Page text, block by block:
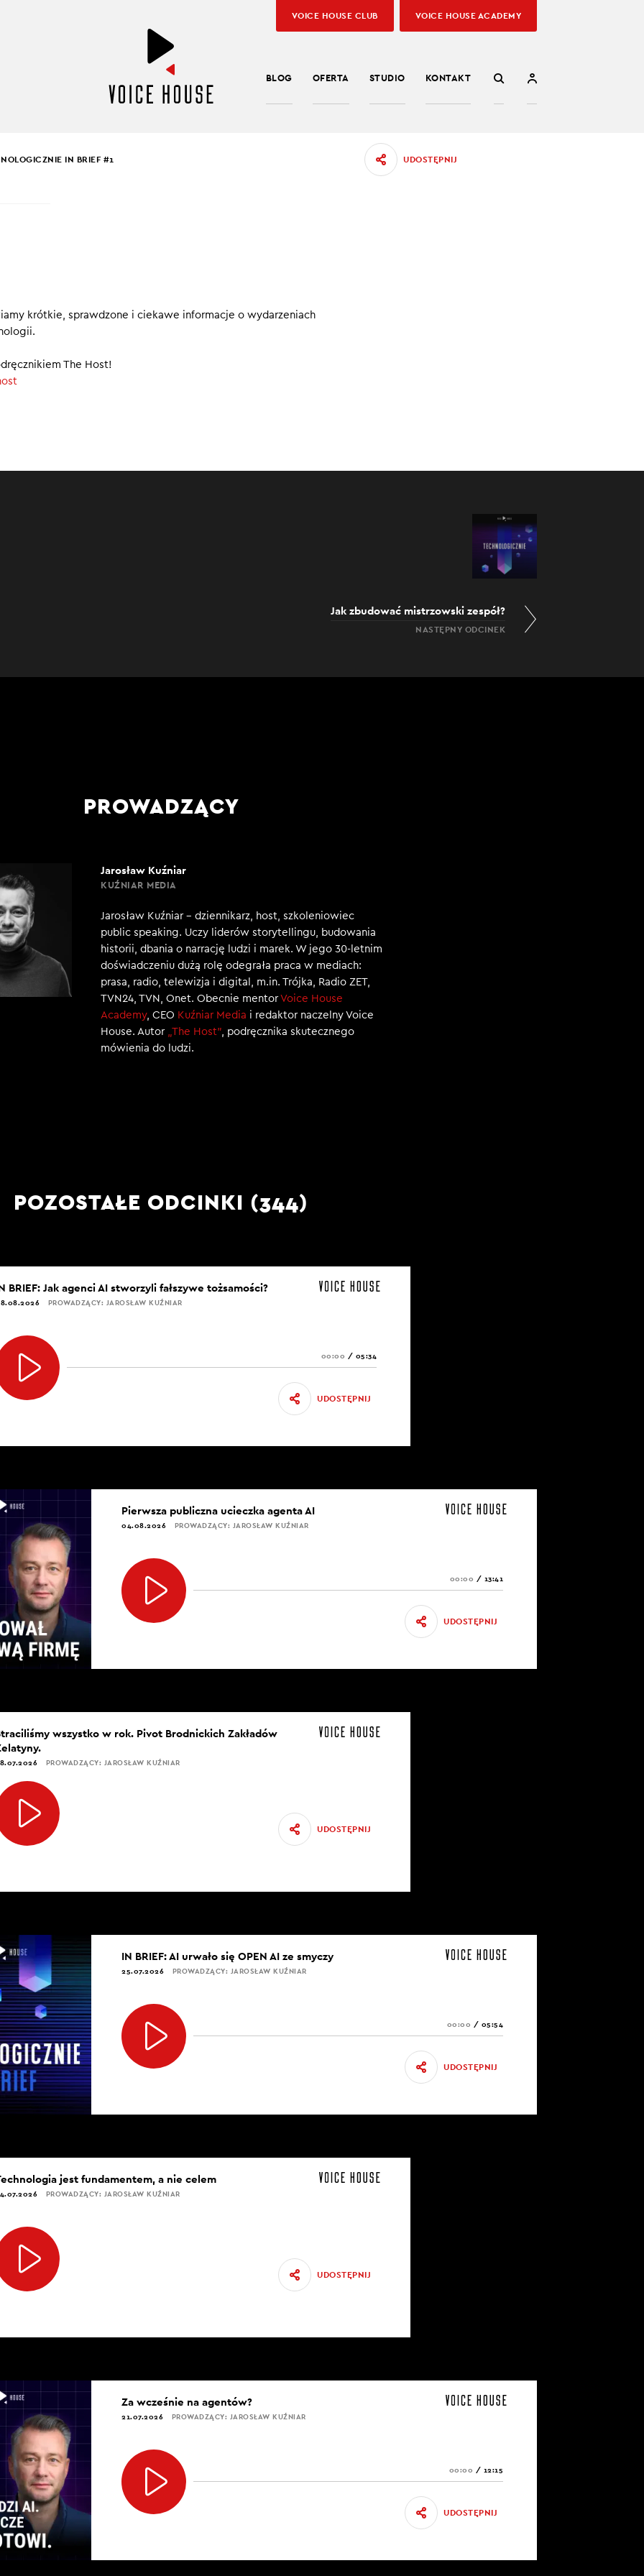
BLOG OFERTA STUDIO KONTAKT
VOICE HOUSE CLUB VOICE HOUSE ACADEMY
miały nieograniczony zasięg?
pozywa OpenAI i Microsoft, czego żąda od technologicznych
IN BRIEF #1 UDOSTĘPNIJ
krótkie, sprawdzone i ciekawe informacje o wydarzeniach
The Host!
Jak zbudować mistrzowski zespół?
NASTĘPNY ODCINEK
PROWADZĄCY
Jarosław Kuźniar
KUŹNIAR MEDIA
Jarosław Kuźniar – dziennikarz, host, szkoleniowiec
public speaking. Uczy liderów storytellingu, budowania
historii, dbania o narrację ludzi i marek. W jego 30-letnim
doświadczeniu dużą rolę odegrała praca w mediach:
prasa, radio, telewizja i digital, m.in. Trójka, Radio ZET,
TVN24, TVN, Onet. Obecnie mentorVoice House
Academy, CEO Kuźniar Media i redaktor naczelny Voice
House. Autor „The Host”, podręcznika skutecznego
mówienia do ludzi.
POZOSTAŁE ODCINKI (344)
BRIEF: Jak agenci AI stworzyli fałszywe tożsamości?
PROWADZĄCY: JAROSŁAW KUŹNIAR
00:00 / 05:34
UDOSTĘPNIJ
Pierwsza publiczna ucieczka agenta AI
04.08.2026 PROWADZĄCY: JAROSŁAW KUŹNIAR
00:00 / 13:41
UDOSTĘPNIJ
wszystko w rok. Pivot Brodnickich Zakładów
PROWADZĄCY: JAROSŁAW KUŹNIAR
UDOSTĘPNIJ
IN BRIEF: AI urwało się OPEN AI ze smyczy
25.07.2026 PROWADZĄCY: JAROSŁAW KUŹNIAR
00:00 / 05:54
UDOSTĘPNIJ
jest fundamentem, a nie celem
PROWADZĄCY: JAROSŁAW KUŹNIAR
UDOSTĘPNIJ
Za wcześnie na agentów?
21.07.2026 PROWADZĄCY: JAROSŁAW KUŹNIAR
00:00 / 12:15
UDOSTĘPNIJ